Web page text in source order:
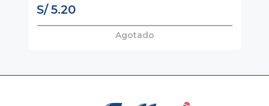
S/ 5.20
Agotado